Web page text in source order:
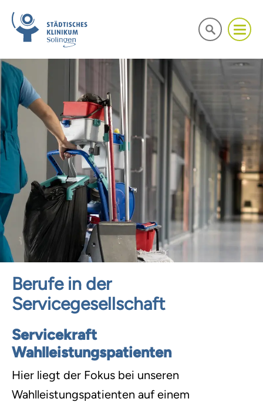
Berufe in der
Servicegesellschaft
Servicekraft
Wahlleistungspatienten
Hier liegt der Fokus bei unseren
Wahlleistungspatienten auf einem